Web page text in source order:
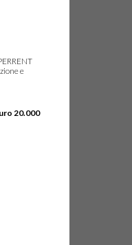
e
20.000